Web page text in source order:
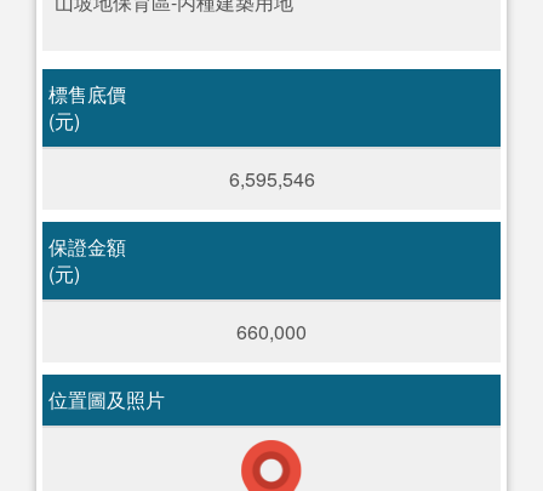
標售底價
(元)
6,595,546
保證金額
(元)
660,000
位置圖及照片